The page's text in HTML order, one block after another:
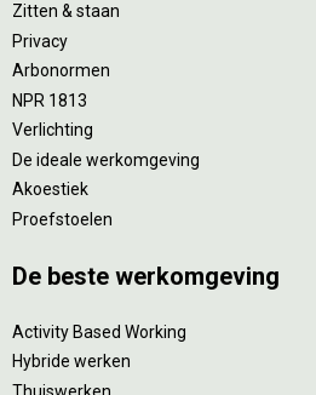
Zitten & staan
Privacy
Arbonormen
NPR 1813
Verlichting
De ideale werkomgeving
Akoestiek
Proefstoelen
De beste werkomgeving
Activity Based Working
Hybride werken
Thuiswerken